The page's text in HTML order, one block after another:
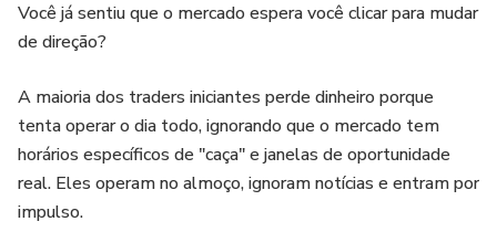
Você já sentiu que o mercado espera você clicar para mudar
de direção?
A maioria dos traders iniciantes perde dinheiro porque
tenta operar o dia todo, ignorando que o mercado tem
horários específicos de "caça" e janelas de oportunidade
real. Eles operam no almoço, ignoram notícias e entram por
impulso.